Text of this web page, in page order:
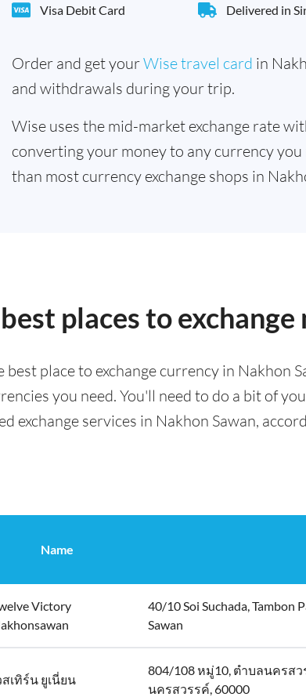
Visa Debit Card Delivered in
Order and get yourWise travel card in
and withdrawals during your trip.
Wise uses the mid-market exchange rate
converting your money to any currency
than most currency exchange shops in
places to
best place to exchange currency in Nakhon
you need. You'll need to do a bit of
exchange services in Nakhon Sawan,
Name
Victory
40/10 Soi Suchada, Tambon
Sawan
สเทิร์น ยูเนี่ยน
804/108 หมู่10, ตำบลนครส
นครสวรรค์, 60000